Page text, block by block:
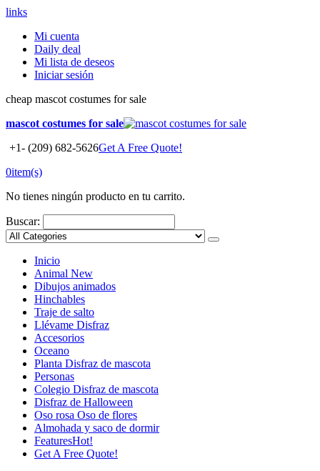
links
Mi cuenta
Daily deal
Mi lista de deseos
Iniciar sesión
cheap mascot costumes for sale
mascot costumes for sale
+1- (209) 682-5626Get A Free Quote!
0item(s)
No tienes ningún producto en tu carrito.
Buscar:
Inicio
Animal New
Dibujos animados
Hinchables
Traje de salto
Llévame Disfraz
Accesorios
Oceano
Planta Disfraz de mascota
Personas
Colegio Disfraz de mascota
Disfraz de Halloween
Oso rosa Oso de flores
Almohada y saco de dormir
FeaturesHot!
Get A Free Quote!